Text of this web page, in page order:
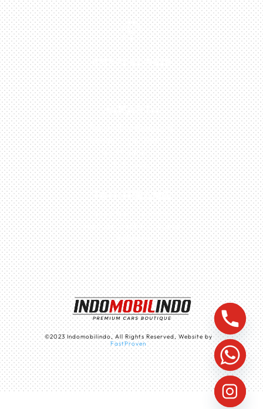

0813-1054-7548
JAKARTA
Perumahan Boulevard
Taman Surya 3 Blok h2,
No.27, Jakarta –
Indonesia
TANGERANG
Husein Sastra Negara,
No.8 Jurumudi Tangerang
– Indonesia
©2023Indomobilindo, All Rights Reserved, Website by
FastProven